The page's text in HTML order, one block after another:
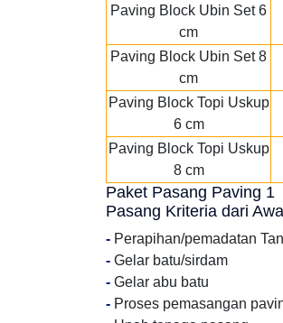
Paving Block Ubin Set 6
cm
Paving Block Ubin Set 8
cm
Paving Block Topi Uskup
6 cm
Paving Block Topi Uskup
8 cm
Paket Pasang Paving 1
Pasang Kriteria dari
- Perapihan/pemadatan
- Gelar batu/sirdam
- Gelar abu batu
- Proses pemasangan